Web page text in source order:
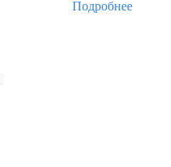
Подробнее